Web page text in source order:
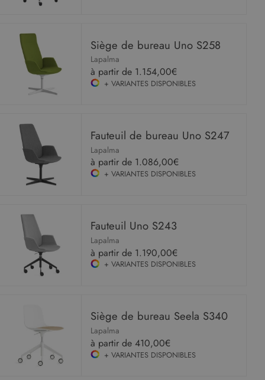
Siège de bureau Uno S258
Lapalma
à partir de 1.154,00€
+ VARIANTES DISPONIBLES
Fauteuil de bureau Uno S247
Lapalma
à partir de 1.086,00€
+ VARIANTES DISPONIBLES
Fauteuil Uno S243
Lapalma
à partir de 1.190,00€
+ VARIANTES DISPONIBLES
Siège de bureau Seela S340
Lapalma
à partir de410,00€
+ VARIANTES DISPONIBLES